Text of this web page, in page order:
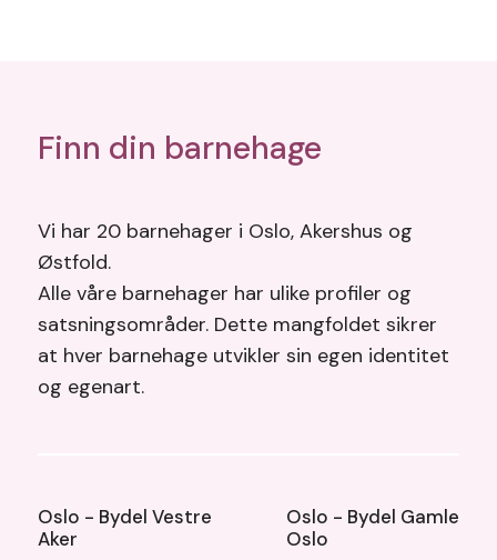
Finn din barnehage
Vi har 20 barnehager i Oslo, Akershus og
Østfold.
Alle våre barnehager har ulike profiler og
satsningsområder. Dette mangfoldet sikrer
at hver barnehage utvikler sin egen identitet
og egenart.
Oslo - Bydel Vestre
Aker
Oslo - Bydel Gamle
Oslo